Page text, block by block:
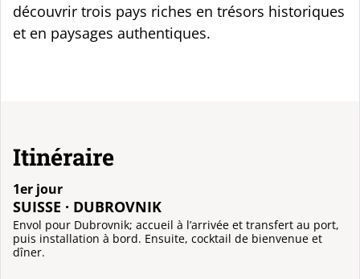
découvrir trois pays riches en trésors historiques
et en paysages authentiques.
Itinéraire
1er jour
SUISSE · DUBROVNIK
Envol pour Dubrovnik; accueil à l’arrivée et transfert au port,
puis installation à bord. Ensuite, cocktail de bienvenue et
dîner.